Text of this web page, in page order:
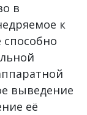
в
к
выведение
её